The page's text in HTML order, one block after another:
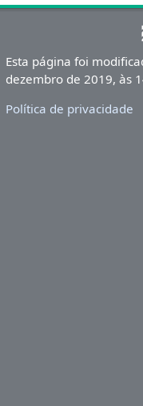
Esta página foi
dezembro de 2019, às
Política de privacidade